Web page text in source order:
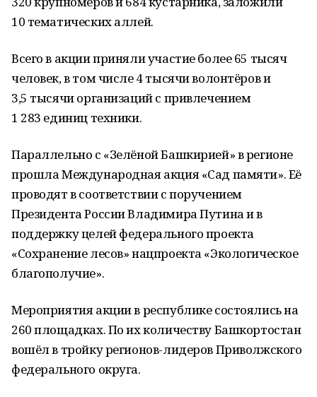
10 тематических аллей.
Всего в акции приняли участие более 65 тысяч
человек, в том числе 4 тысячи волонтёров и
3,5 тысячи организаций с привлечением
1 283 единиц техники.
Параллельно с «Зелёной Башкирией» в регионе
прошла Международная акция «Сад памяти». Её
проводят в соответствии с поручением
Президента России Владимира Путина и в
поддержку целей федерального проекта
«Сохранение лесов» нацпроекта «Экологическое
благополучие».
Мероприятия акции в республике состоялись на
260 площадках. По их количеству Башкортостан
вошёл в тройку регионов-лидеров Приволжского
федерального округа.